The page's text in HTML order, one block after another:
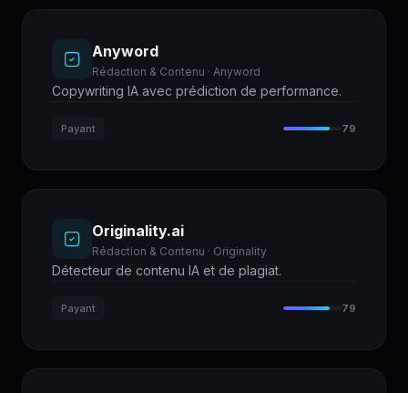
Anyword
Rédaction & Contenu · Anyword
Copywriting IA avec prédiction de performance.
Payant 79
Originality.ai
Rédaction & Contenu · Originality
Détecteur de contenu IA et de plagiat.
Payant 79